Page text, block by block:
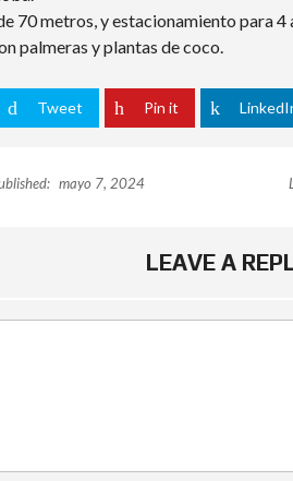
70 metros, y estacionamiento para 4
palmeras y plantas de coco.
Tweet Pin it
mayo 7, 2024
LEAVE A